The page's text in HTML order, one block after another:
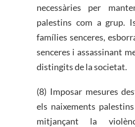
necessàries per
palestins com a grup.
famílies senceres,
senceres i assassinant
distingits de la societat.
(8) Imposar mesures
els naixements
mitjançant la